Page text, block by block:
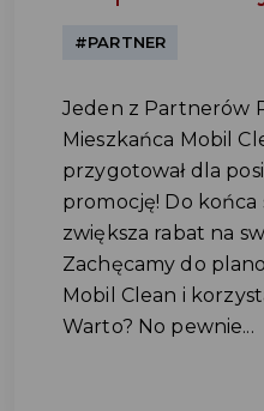
#PARTNER
Jeden z Partnerów
Mieszkańca Mobil
przygotował dla
promocję! Do
zwiększa rabat na
Zachęcamy do
Mobil Clean i
Warto? No pewnie...